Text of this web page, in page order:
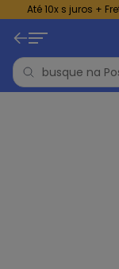
Até 10x s juros +